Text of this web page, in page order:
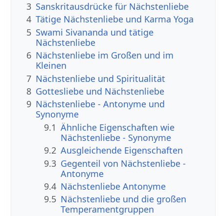
3 Sanskritausdrücke für Nächstenliebe
4 Tätige Nächstenliebe und Karma Yoga
5 Swami Sivananda und tätige
Nächstenliebe
6 Nächstenliebe im Großen und im
Kleinen
7 Nächstenliebe und Spiritualität
8 Gottesliebe und Nächstenliebe
9 Nächstenliebe - Antonyme und
Synonyme
9.1 Ähnliche Eigenschaften wie
Nächstenliebe - Synonyme
9.2 Ausgleichende Eigenschaften
9.3 Gegenteil von Nächstenliebe -
Antonyme
9.4 Nächstenliebe Antonyme
9.5 Nächstenliebe und die großen
Temperamentgruppen